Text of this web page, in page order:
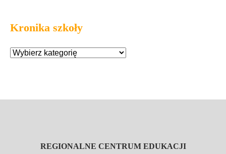
Kronika szkoły
REGIONALNE CENTRUM EDUKACJI